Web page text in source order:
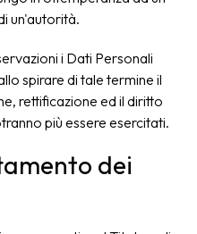
un'autorità.
i Dati Personali
spirare di tale termine il
rettificazione ed il diritto
più essere esercitati.
dei